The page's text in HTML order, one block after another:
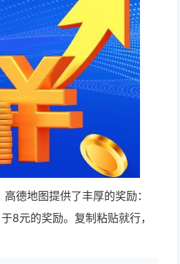
德地图提供了丰厚的奖励：
8元的奖励。复制粘贴就行，